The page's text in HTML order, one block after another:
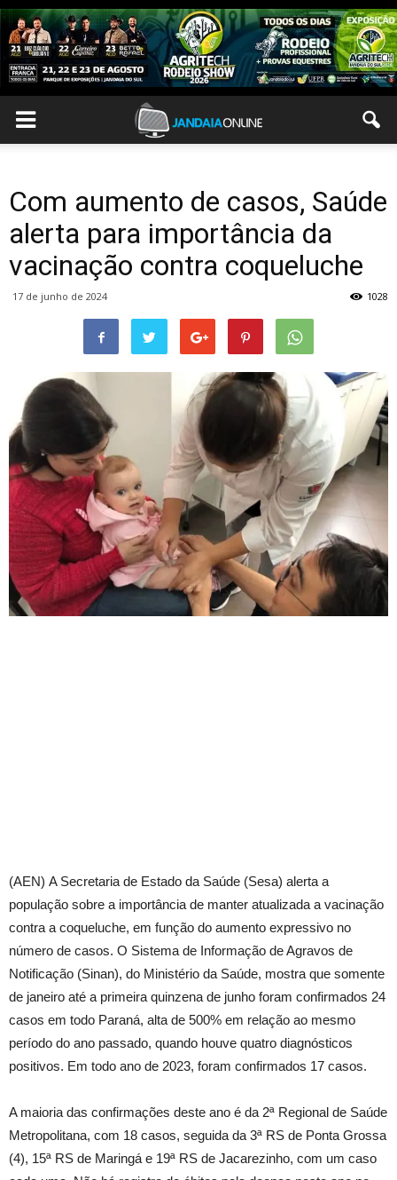
Com aumento de casos, Saúde
alerta para importância da
vacinação contra coqueluche
17 de junho de 2024 1028
(AEN) A Secretaria de Estado da Saúde (Sesa) alerta a
população sobre a importância de manter atualizada a vacinação
contra a coqueluche, em função do aumento expressivo no
número de casos. O Sistema de Informação de Agravos de
Notificação (Sinan), do Ministério da Saúde, mostra que somente
de janeiro até a primeira quinzena de junho foram confirmados 24
casos em todo Paraná, alta de 500% em relação ao mesmo
período do ano passado, quando houve quatro diagnósticos
positivos. Em todo ano de 2023, foram confirmados 17 casos.
A maioria das confirmações deste ano é da 2ª Regional de Saúde
Metropolitana, com 18 casos, seguida da 3ª RS de Ponta Grossa
(4), 15ª RS de Maringá e 19ª RS de Jacarezinho, com um caso